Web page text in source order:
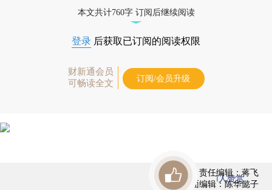
本文共计760字 订阅后继续阅读
登录 后获取已订阅的阅读权限
财新通会员
可畅读全文
订阅/会员升级
责任编辑：蒋飞
版面编辑：陈华懿子
1人赞赏